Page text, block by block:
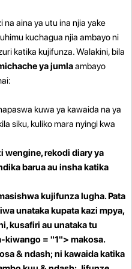
na aina ya utu ina njia yake
kuchagua njia ambayo ni
katika kujifunza. Walakini, bila
ya jumlaambayo
kuwa ya kawaida na ya
siku, kuliko mara nyingi kwa
wengine, rekodi diary ya
barua au insha katika
kujifunza lugha. Pata
unataka kupata kazi mpya,
kusafiri au unataka tu
kiwango = "1"> makosa.
& ndash; ni kawaida katika